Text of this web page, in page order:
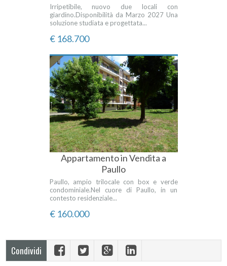
Irripetibile, nuovo due locali con
giardino.Disponibilità da Marzo 2027 Una
soluzione studiata e progettata...
€ 168.700
Appartamento in Vendita a
Paullo
Paullo, ampio trilocale con box e verde
condominiale.Nel cuore di Paullo, in un
contesto residenziale...
€ 160.000
Condividi